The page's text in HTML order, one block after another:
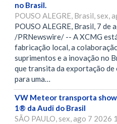
no Brasil.
POUSO ALEGRE, Brasil, sex,
POUSO ALEGRE, Brasil, 7 de
/PRNewswire/ -- A XCMG
fabricação local, a
suprimentos e a inovação no
que transita da exportação de
para uma…
VW Meteor transporta
1® da Audi do Brasil
SÃO PAULO, sex, ago 7 2026